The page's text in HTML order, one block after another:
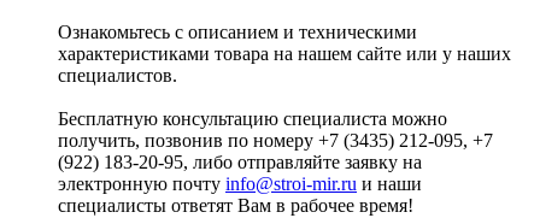
Ознакомьтесь с описанием и техническими
характеристиками товара на нашем сайте или у наших
специалистов.
Бесплатную консультацию специалиста можно
получить, позвонив по номеру +7 (3435) 212-095, +7
(922) 183-20-95, либо отправляйте заявку на
электронную почту info@stroi-mir.ru и наши
специалисты ответят Вам в рабочее время!